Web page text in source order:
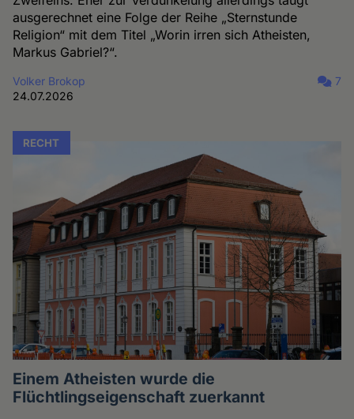
ausgerechnet eine Folge der Reihe „Sternstunde
Religion“ mit dem Titel „Worin irren sich Atheisten,
Markus Gabriel?“.
Volker Brokop
24.07.2026
7
RECHT
Einem Atheisten wurde die
Flüchtlingseigenschaft zuerkannt